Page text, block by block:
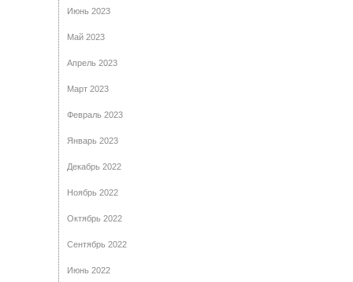
Июнь 2023
Май 2023
Апрель 2023
Март 2023
Февраль 2023
Январь 2023
Декабрь 2022
Ноябрь 2022
Октябрь 2022
Сентябрь 2022
Июнь 2022